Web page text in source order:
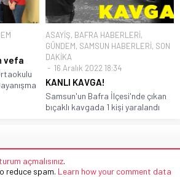
vefa
ASAYİŞ, BAFRA HABERLERİ,
GÜNDEM, SAMSUN HABERLERİ, SON
DAKİKA
16 Aralık 2022 18:34
KANLI KAVGA!
Samsun'un Bafra İlçesi'nde çıkan
bıçaklı kavgada 1 kişi yaralandı
açmalısınız.
reduce spam. Learn how your comment data